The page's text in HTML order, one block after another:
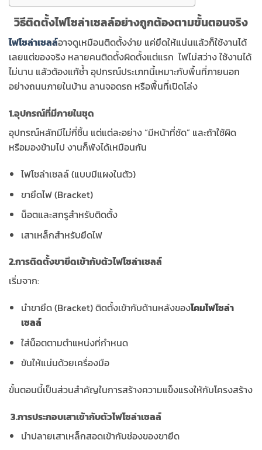
วิธีติดตั้งไฟโซล่าเซลล์อย่างถูกต้องตามขั้นตอนจริง
ไฟโซล่าเซลล์อาจดูเหมือนติดตั้งง่าย แค่ยึดให้แน่นแล้วก็ใช้งานได้
เลยแต่ของจริง หลายคนติดตั้งผิดตั้งแต่แรก ไฟไม่สว่าง ใช้งานได้
ไม่นาน แล้วต้องแก้ซ้ำ อุปกรณ์ประเภทนี้เหมาะกับพื้นที่ภายนอก
อย่างถนนภายในบ้าน ลานจอดรถ หรือพื้นที่เปิดโล่ง
1.อุปกรณ์ที่มีภายในชุด
อุปกรณ์หลักมีไม่กี่ชิ้น แต่แต่ละอย่าง “มีหน้าที่ชัด” และถ้าใช้ผิด
หรือมองข้ามไป งานก็พังได้เหมือนกัน
ไฟโซล่าเซลล์ (แบบมีแผงในตัว)
ขายึดไฟ (Bracket)
น็อตและสกรูสำหรับติดตั้ง
เสาเหล็กสำหรับยึดไฟ
2.การติดตั้งขายึดเข้ากับตัวไฟโซล่าเซลล์
เริ่มจาก:
นำขายึด (Bracket) ติดตั้งเข้ากับด้านหลังของโคมไฟโซล่า
เซลล์
ใส่น็อตตามตำแหน่งที่กำหนด
ขันให้แน่นด้วยเครื่องมือ
ขั้นตอนนี้เป็นส่วนสำคัญในการสร้างความแข็งแรงให้กับโครงสร้าง
3.การประกอบเสาเข้ากับตัวไฟโซล่าเซลล์
นำปลายเสาเหล็กสอดเข้ากับช่องของขายึด